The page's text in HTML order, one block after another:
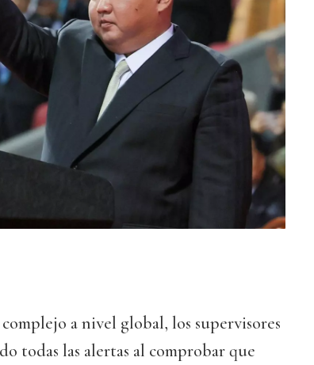
a nivel global, los supervisores
todas las alertas al comprobar que